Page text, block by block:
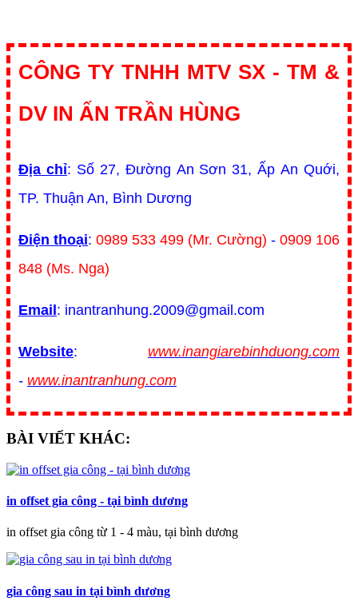
CÔNG TY TNHH MTV SX - TM &
DV IN ẤN TRẦN HÙNG
Địa chỉ: Số 27, Đường An Sơn 31, Ấp An Quới,
TP. Thuận An, Bình Dương
Điện thoại: 0989 533 499 (Mr. Cường) - 0909 106
848 (Ms. Nga)
Email: inantranhung.2009@gmail.com
Website: www.inangiarebinhduong.com
- www.inantranhung.com
BÀI VIẾT KHÁC:
in offset gia công - tại bình dương
in offset gia công từ 1 - 4 màu, tại bình dương
gia công sau in tại bình dương